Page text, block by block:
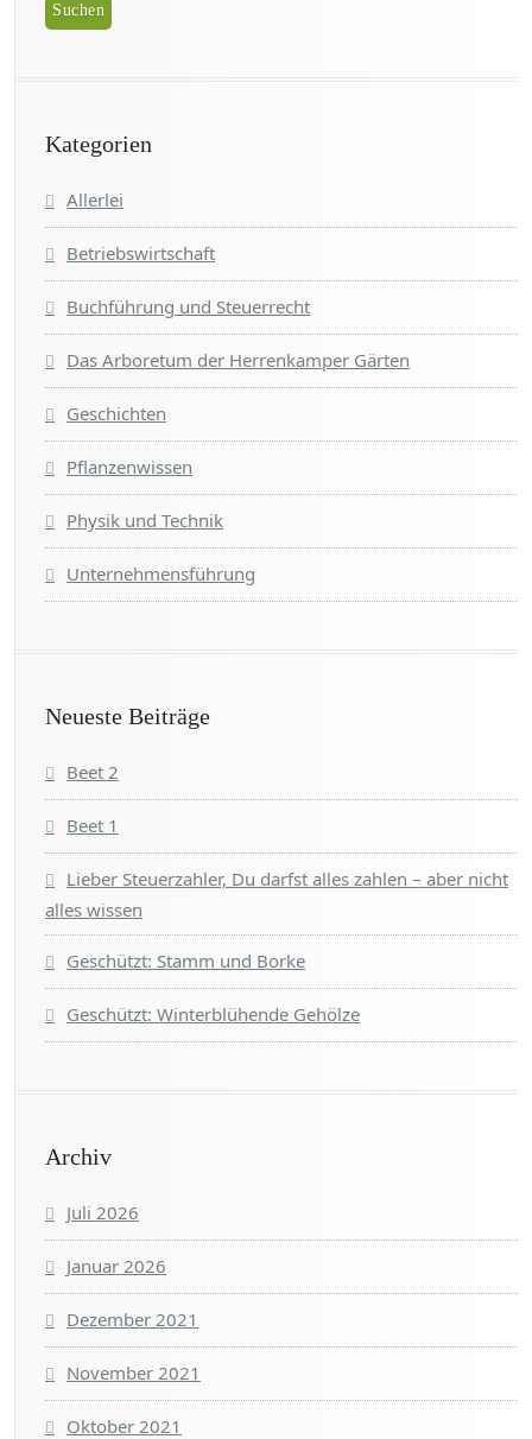
Kategorien
Allerlei
Betriebswirtschaft
Buchführung und Steuerrecht
Das Arboretum der Herrenkamper Gärten
Geschichten
Pflanzenwissen
Physik und Technik
Unternehmensführung
Neueste Beiträge
Beet 2
Beet 1
Lieber Steuerzahler, Du darfst alles zahlen – aber nicht
alles wissen
Geschützt: Stamm und Borke
Geschützt: Winterblühende Gehölze
Archiv
Juli 2026
Januar 2026
Dezember 2021
November 2021
Oktober 2021